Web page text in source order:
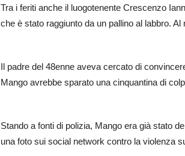
Tra i feriti anche il luogotenente Crescenzo
che è stato raggiunto da un pallino al labbro.
Il padre del 48enne aveva cercato di
Mango avrebbe sparato una cinquantina di
Stando a fonti di polizia, Mango era già stato
una foto sui social network contro la violenza